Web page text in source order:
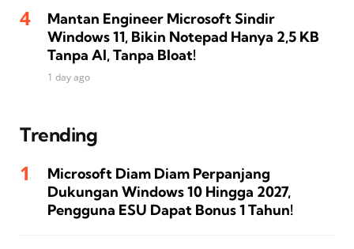
Mantan Engineer Microsoft Sindir
Windows 11, Bikin Notepad Hanya 2,5 KB
Tanpa AI, Tanpa Bloat!
1 day ago
Trending
Microsoft Diam Diam Perpanjang
Dukungan Windows 10 Hingga 2027,
Pengguna ESU Dapat Bonus 1 Tahun!